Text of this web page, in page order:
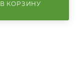
В КОРЗИНУ